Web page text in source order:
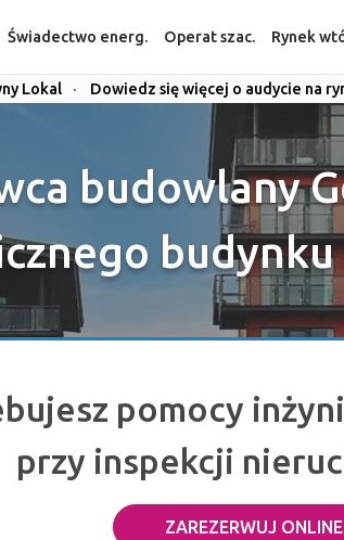
Świadectwo energ. Operat szac. Rynek
Lokal · Dowiedz się więcej o audycie na
budowlany
budynku
pomocy
przy inspekcji
ZAREZERWUJ ONLINE